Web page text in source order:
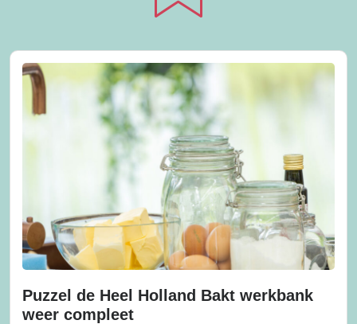
Puzzel de Heel Holland Bakt werkbank
weer compleet